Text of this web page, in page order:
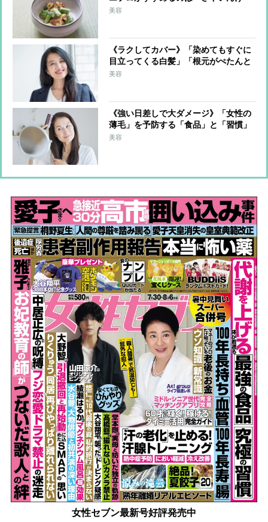
ん」と「くるみ」、組み合わせレシピ
美容
《ラクしてカバー》「染めてもすぐに
目立ってくる白髪」「根元がぺたんと
して寂しい…」白髪・薄毛の悩みの解
美容
《強い日差しで大ダメージ》「女性の
薄毛」を予防する「食品」と「習慣」
ランキング、美と健康のプロ10人が回
美容
女性セブン最新号好評発売中